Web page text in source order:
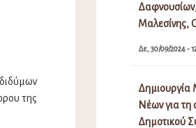
της
Μαλεσίνης,
Δε, 30/09/2024 -
Νέων για τη
Δημοτικού